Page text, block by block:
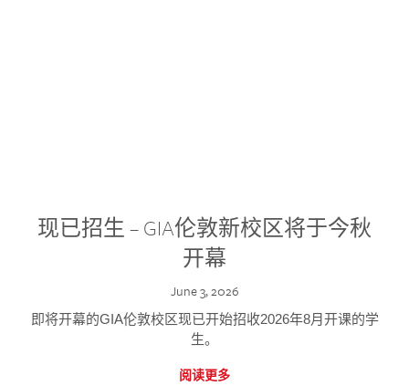
现已招生 – GIA伦敦新校区将于今秋
开幕
June 3, 2026
即将开幕的GIA伦敦校区现已开始招收2026年8月开课的学
生。
阅读更多